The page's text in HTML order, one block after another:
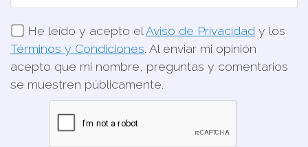
He leído y acepto elAviso de Privacidad y los
Términos y Condiciones. Al enviar mi opinión
acepto que mi nombre, preguntas y comentarios
se muestren públicamente.